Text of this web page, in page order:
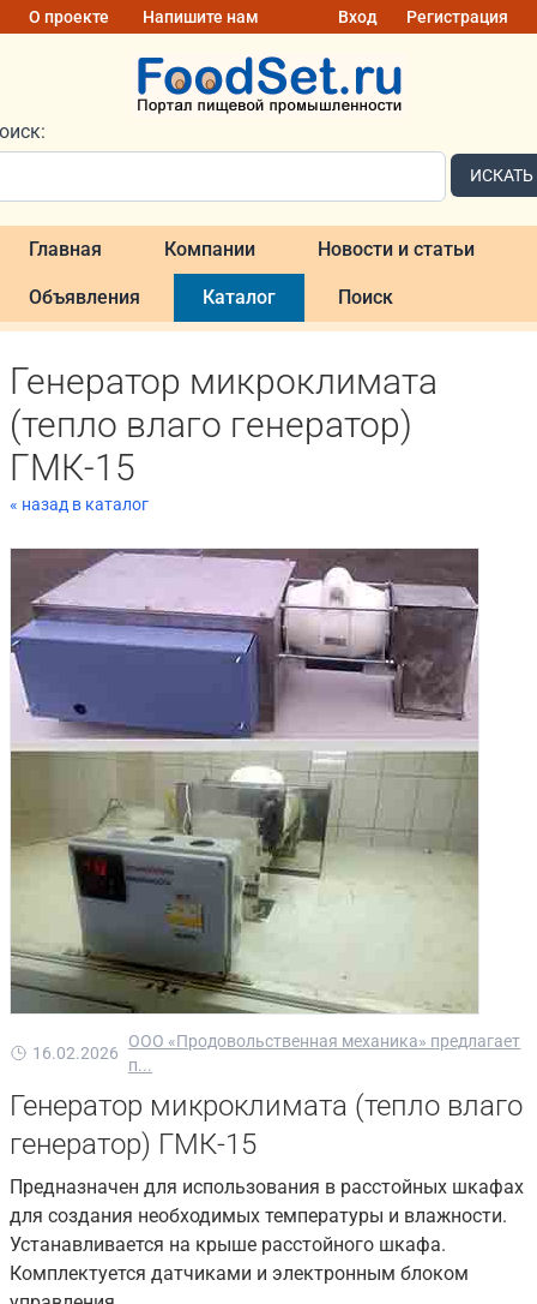
О проекте Напишите нам Вход Регистрация
ИСКАТЬ
Главная Компании Новости и статьи
Объявления Каталог Поиск
Генератор микроклимата
(тепло влаго генератор)
ГМК-15
« назад в каталог
16.02.2026
ООО «Продовольственная механика» предлагает
п...
Генератор микроклимата (тепло влаго
генератор) ГМК-15
Предназначен для использования в расстойных шкафах
для создания необходимых температуры и влажности.
Устанавливается на крыше расстойного шкафа.
Комплектуется датчиками и электронным блоком